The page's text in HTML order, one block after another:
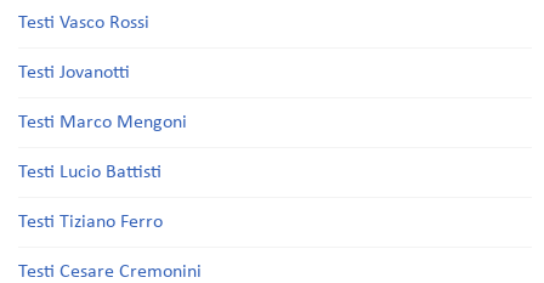
Testi Vasco Rossi
Testi Jovanotti
Testi Marco Mengoni
Testi Lucio Battisti
Testi Tiziano Ferro
Testi Cesare Cremonini